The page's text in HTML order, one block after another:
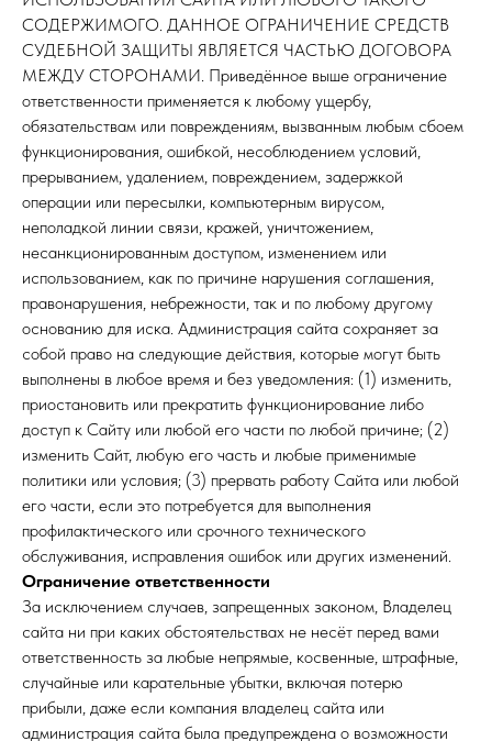
СОДЕРЖИМОГО. ДАННОЕ ОГРАНИЧЕНИЕ СРЕДСТВ
СУДЕБНОЙ ЗАЩИТЫ ЯВЛЯЕТСЯ ЧАСТЬЮ ДОГОВОРА
МЕЖДУ СТОРОНАМИ. Приведённое выше ограничение
ответственности применяется к любому ущербу,
обязательствам или повреждениям, вызванным любым сбоем
функционирования, ошибкой, несоблюдением условий,
прерыванием, удалением, повреждением, задержкой
операции или пересылки, компьютерным вирусом,
неполадкой линии связи, кражей, уничтожением,
несанкционированным доступом, изменением или
использованием, как по причине нарушения соглашения,
правонарушения, небрежности, так и по любому другому
основанию для иска. Администрация сайта сохраняет за
собой право на следующие действия, которые могут быть
выполнены в любое время и без уведомления: (1) изменить,
приостановить или прекратить функционирование либо
доступ к Сайту или любой его части по любой причине; (2)
изменить Сайт, любую его часть и любые применимые
политики или условия; (3) прервать работу Сайта или любой
его части, если это потребуется для выполнения
профилактического или срочного технического
обслуживания, исправления ошибок или других изменений.
Ограничение ответственности
За исключением случаев, запрещенных законом, Владелец
сайта ни при каких обстоятельствах не несёт перед вами
ответственность за любые непрямые, косвенные, штрафные,
случайные или карательные убытки, включая потерю
прибыли, даже если компания владелец сайта или
администрация сайта была предупреждена о возможности